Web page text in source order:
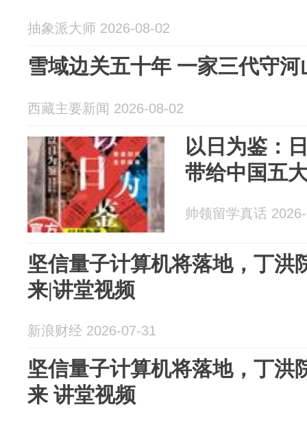
抽象派大师 2026-08-02
雪域边关五十年 一家三代守河
西藏主要新闻 2026-08-02
以日为鉴：
带给中国五
帅领留学真话
坚信量子计算机将落地，丁洪
来|讲堂视频
新浪财经 2026-07-31
坚信量子计算机将落地，丁洪
来 讲堂视频